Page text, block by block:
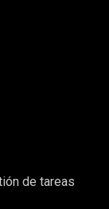
de tareas